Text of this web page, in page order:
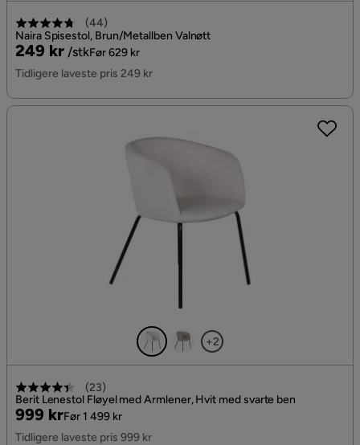
(44)
Naira Spisestol, Brun/Metallben Valnøtt
Pris
249 kr /stk
Original
Pris
Før 629 kr
Tidligere laveste pris 249 kr
+2
(23)
Berit Lenestol Fløyel med Armlener, Hvit med svarte ben
Pris
999 kr
Original
Pris
Før 1 499 kr
Tidligere laveste pris 999 kr